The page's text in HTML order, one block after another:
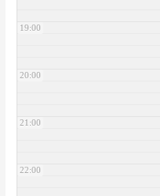
19:00
20:00
21:00
22:00